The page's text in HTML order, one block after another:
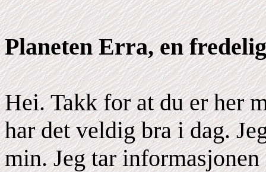
Planeten Erra, en
Hei. Takk for at du er her
har det veldig bra i dag.
min. Jeg tar